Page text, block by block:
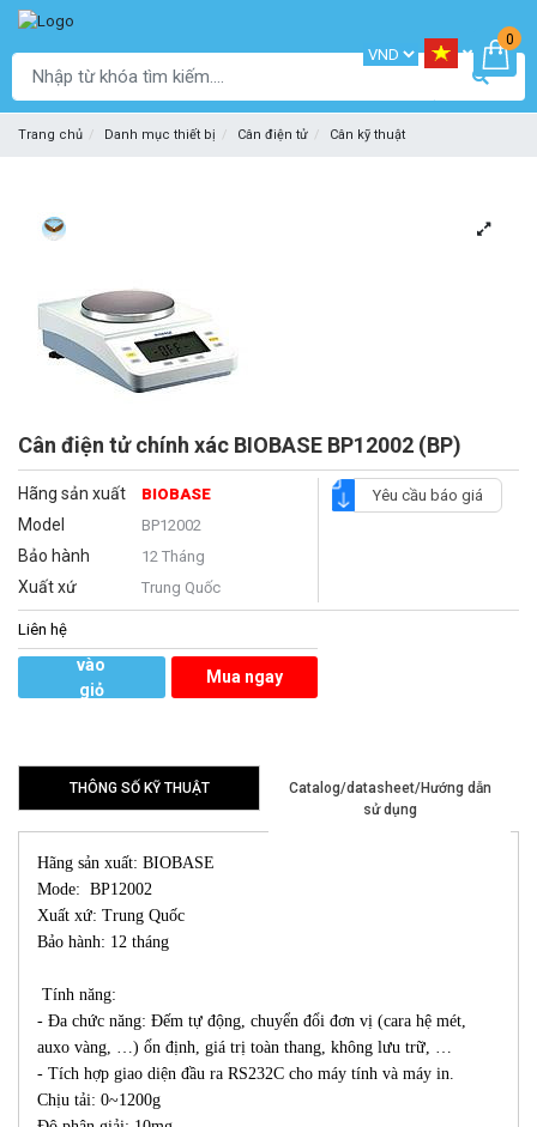
0
Trang chủ Danh mục thiết bị Cân điện tử Cân kỹ thuật
Cân điện tử chính xác BIOBASE BP12002 (BP)
Hãng sản xuất BIOBASE
Model BP12002
Bảo hành 12 Tháng
Xuất xứ Trung Quốc
Yêu cầu báo giá
Liên hệ
vào
giỏ
Mua ngay
THÔNG SỐ KỸ THUẬT
Catalog/datasheet/Hướng dẫn
sử dụng
Hãng sản xuất: BIOBASE
Mode: BP12002
Xuất xứ: Trung Quốc
Bảo hành: 12 tháng
Tính năng:
- Đa chức năng: Đếm tự động, chuyển đổi đơn vị (cara hệ mét,
auxo vàng, …) ổn định, giá trị toàn thang, không lưu trữ, …
- Tích hợp giao diện đầu ra RS232C cho máy tính và máy in.
Chịu tải: 0~1200g